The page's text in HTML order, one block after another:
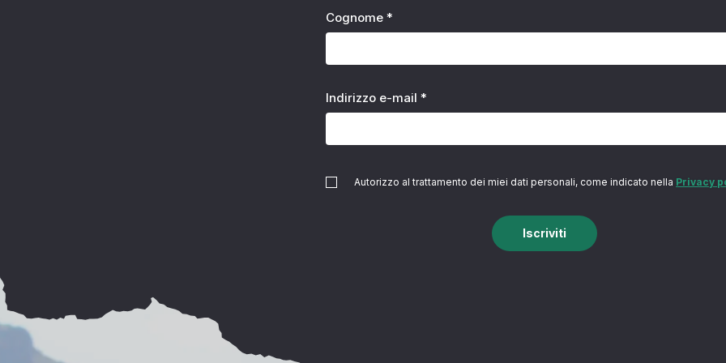
Cognome *
Indirizzo e-mail *
Autorizzo al trattamento dei miei dati personali, come indicato nella Privacy
Iscriviti